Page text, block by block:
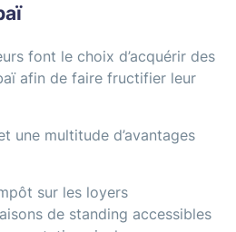
font le choix d’acquérir des
afin de faire fructifier leur
une multitude d’avantages
sur les loyers
de standing accessibles